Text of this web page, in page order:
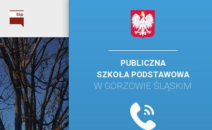
PUBLICZNA
SZKOŁA PODSTAWOWA
W GORZOWIE ŚLĄSKIM